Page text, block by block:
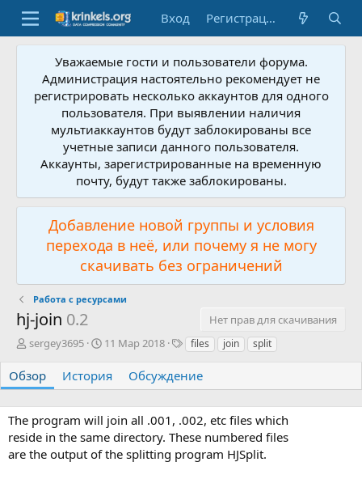
Вход Регистрация
Уважаемые гости и пользователи форума.
Администрация настоятельно рекомендует не
регистрировать несколько аккаунтов для одного
пользователя. При выявлении наличия
мультиаккаунтов будут заблокированы все
учетные записи данного пользователя.
Аккаунты, зарегистрированные на временную
почту, будут также заблокированы.
Добавление новой группы и условия
перехода в неё, или почему я не могу
скачивать без ограничений
Работа с ресурсами
hj-join 0.2
Нет прав для скачивания
А
т
о
sergey3695
Д
т
а
о
з
д
а
11 Мар 2018
Т
г
и
files join split
Обзор История Обсуждение
The program will join all .001, .002, etc files which
reside in the same directory. These numbered files
are the output of the splitting program HJSplit.